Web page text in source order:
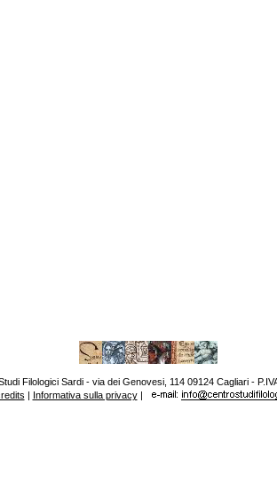
Filologici Sardi - via dei Genovesi, 114 09124 Cagliari -
| Informativa sulla privacy|